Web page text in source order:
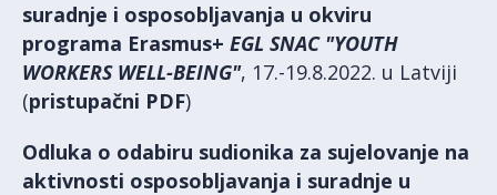
suradnje i osposobljavanja u okviru
programa Erasmus+ EGL SNAC "YOUTH
WORKERS WELL-BEING", 17.-19.8.2022. u Latviji
(pristupačni PDF)
Odluka o odabiru sudionika za sujelovanje na
aktivnosti osposobljavanja i suradnje u